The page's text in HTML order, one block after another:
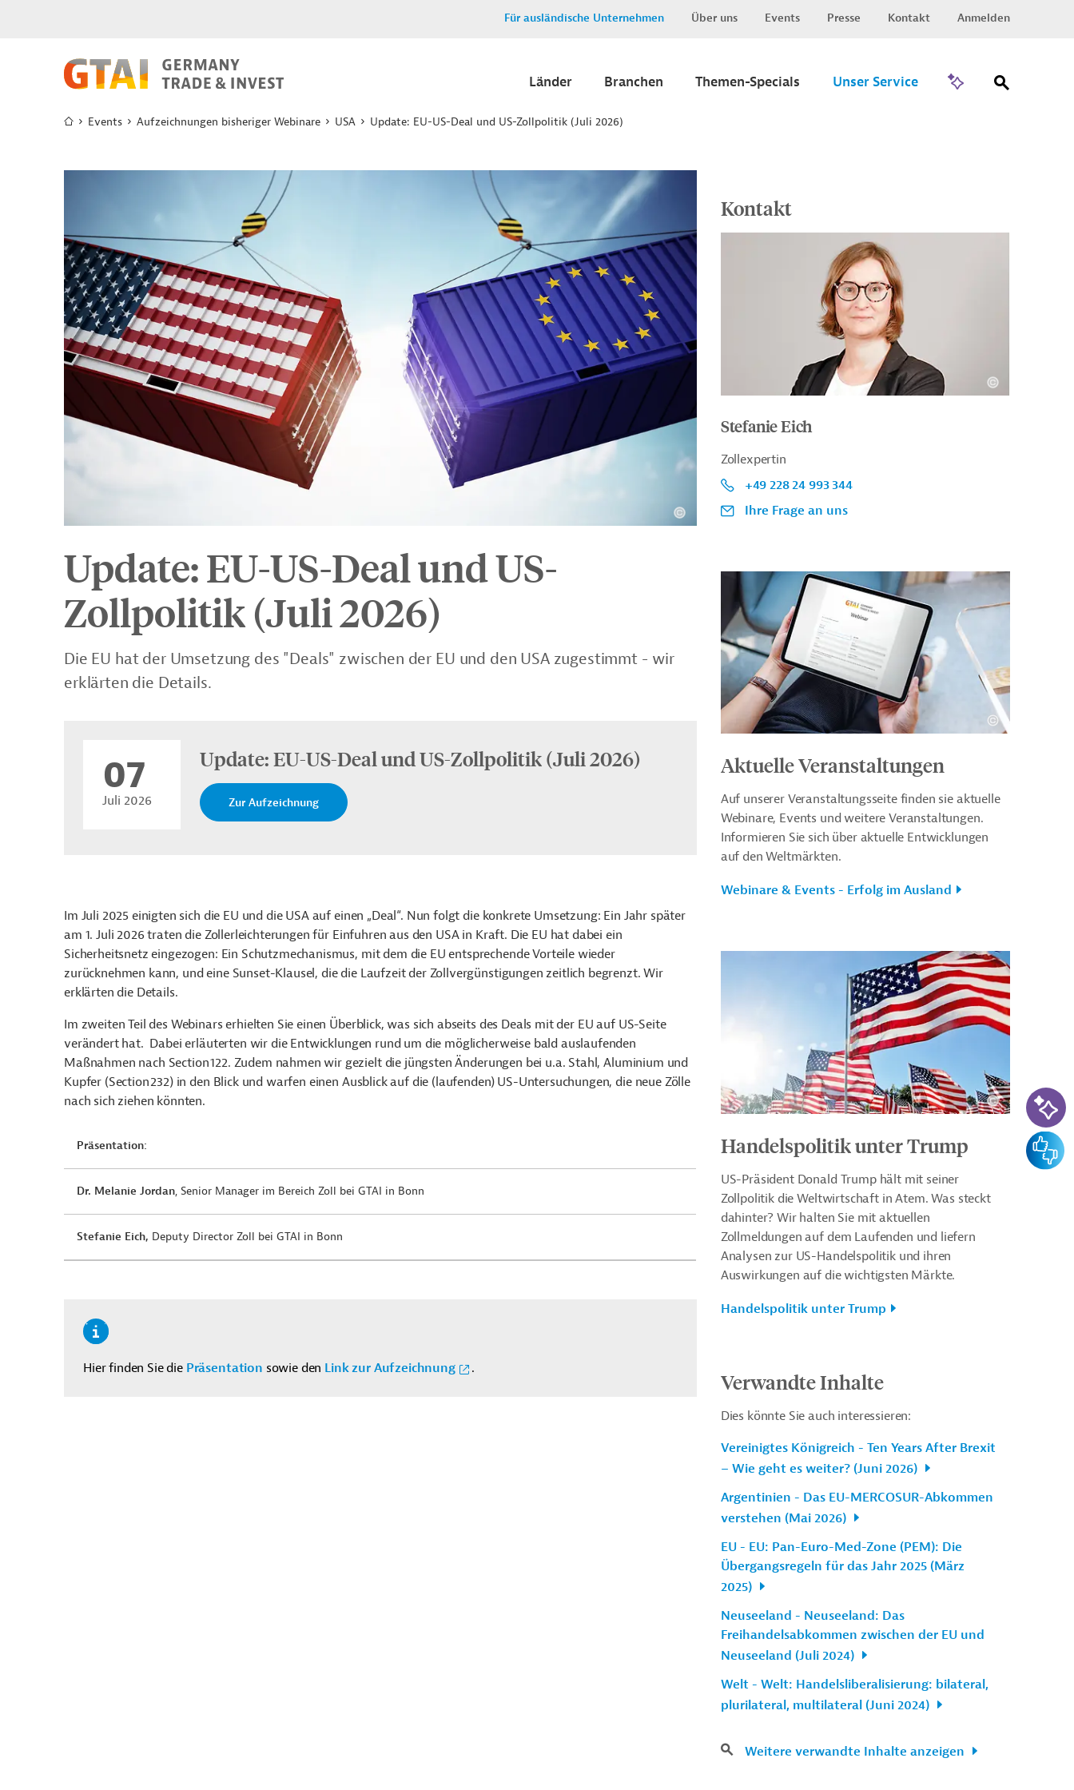
Für ausländische Unternehmen Über uns Events Presse Kontakt Anmelden
Länder Branchen Themen-Specials Unser Service
Events Aufzeichnungen bisheriger Webinare USA Update: EU-US-Deal und US-Zollpolitik (Juli 2026)
Update: EU-US-Deal und US-
Zollpolitik (Juli 2026)
Die EU hat der Umsetzung des "Deals" zwischen der EU und den USA zugestimmt - wir
erklärten die Details.
07
Juli 2026
Update: EU-US-Deal und US-Zollpolitik (Juli 2026)
Zur Aufzeichnung
Im Juli 2025 einigten sich die EU und die USA auf einen „Deal“. Nun folgt die konkrete Umsetzung: Ein Jahr später
am 1. Juli 2026 traten die Zollerleichterungen für Einfuhren aus den USA in Kraft. Die EU hat dabei ein
Sicherheitsnetz eingezogen: Ein Schutzmechanismus, mit dem die EU entsprechende Vorteile wieder
zurücknehmen kann, und eine Sunset-Klausel, die die Laufzeit der Zollvergünstigungen zeitlich begrenzt. Wir
erklärten die Details.
Im zweiten Teil des Webinars erhielten Sie einen Überblick, was sich abseits des Deals mit der EU auf US-Seite
verändert hat. Dabei erläuterten wir die Entwicklungen rund um die möglicherweise bald auslaufenden
Maßnahmen nach Section122. Zudem nahmen wir gezielt die jüngstenÄnderungen bei u.a. Stahl, Aluminium und
Kupfer (Section232) in den Blick und warfen einen Ausblick auf die (laufenden) US-Untersuchungen, die neue Zölle
nach sich ziehen könnten.
Präsentation:
Dr. Melanie Jordan, Senior Manager im Bereich Zoll bei GTAI in Bonn
Stefanie Eich, Deputy Director Zoll bei GTAI in Bonn
Hier finden Sie die Präsentation sowie den Link zur Aufzeichnung .
Kontakt
Stefanie Eich
Zollexpertin
+49 228 24 993 344
Ihre Frage an uns
Aktuelle Veranstaltungen
Auf unserer Veranstaltungsseite finden sie aktuelle
Webinare, Events und weitere Veranstaltungen.
Informieren Sie sich über aktuelle Entwicklungen
auf den Weltmärkten.
Webinare & Events - Erfolg im Ausland
Handelspolitik unter Trump
US-Präsident Donald Trump hält mit seiner
Zollpolitik die Weltwirtschaft in Atem. Was steckt
dahinter? Wir halten Sie mit aktuellen
Zollmeldungen auf dem Laufenden und liefern
Analysen zur US-Handelspolitik und ihren
Auswirkungen auf die wichtigsten Märkte.
Handelspolitik unter Trump
Verwandte Inhalte
Dies könnte Sie auch interessieren:
Vereinigtes Königreich - Ten Years After Brexit
– Wie geht es weiter? (Juni 2026)
Argentinien - Das EU-MERCOSUR-Abkommen
verstehen (Mai 2026)
EU - EU: Pan-Euro-Med-Zone (PEM): Die
Übergangsregeln für das Jahr 2025 (März
2025)
Neuseeland - Neuseeland: Das
Freihandelsabkommen zwischen der EU und
Neuseeland (Juli 2024)
Welt - Welt: Handelsliberalisierung: bilateral,
plurilateral, multilateral (Juni 2024)
Weitere verwandte Inhalte anzeigen
KI-